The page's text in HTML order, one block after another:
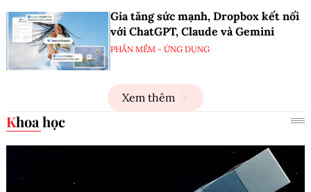
Gia tăng sức mạnh, Dropbox kết nối
với ChatGPT, Claude và Gemini
PHẦN MỀM - ỨNG DỤNG
Xem thêm
Khoa học